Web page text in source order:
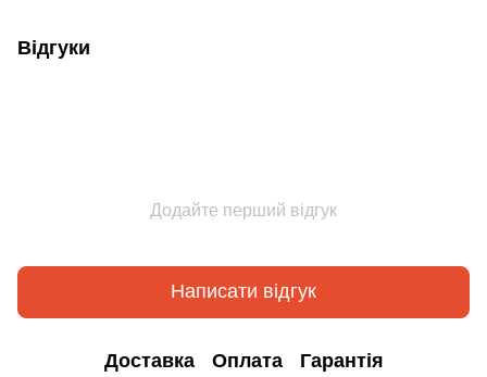
Відгуки
Додайте перший відгук
Написати відгук
Доставка Оплата Гарантія